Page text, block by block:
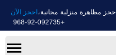
حجز مظاهرة منزلية مجانية،احجز الآن
+968-92-092735